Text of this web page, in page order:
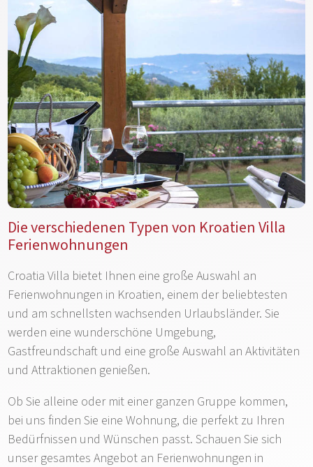
Die verschiedenen Typen von Kroatien Villa
Ferienwohnungen
Croatia Villa bietet Ihnen eine große Auswahl an
Ferienwohnungen in Kroatien, einem der beliebtesten
und am schnellsten wachsenden Urlaubsländer. Sie
werden eine wunderschöne Umgebung,
Gastfreundschaft und eine große Auswahl an Aktivitäten
und Attraktionen genießen.
Ob Sie alleine oder mit einer ganzen Gruppe kommen,
bei uns finden Sie eine Wohnung, die perfekt zu Ihren
Bedürfnissen und Wünschen passt. Schauen Sie sich
unser gesamtes Angebot an Ferienwohnungen in